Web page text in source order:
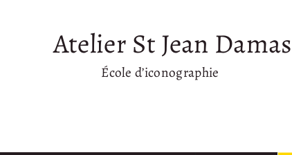
Atelier St Jean
École d’iconographie